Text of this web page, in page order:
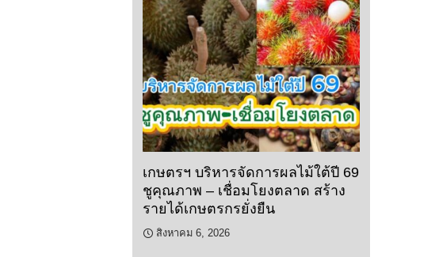
เกษตรฯ บริหารจัดการผลไม้ใต้ปี 69
ชูคุณภาพ – เชื่อมโยงตลาด สร้าง
รายได้เกษตรกรยั่งยืน
สิงหาคม 6, 2026